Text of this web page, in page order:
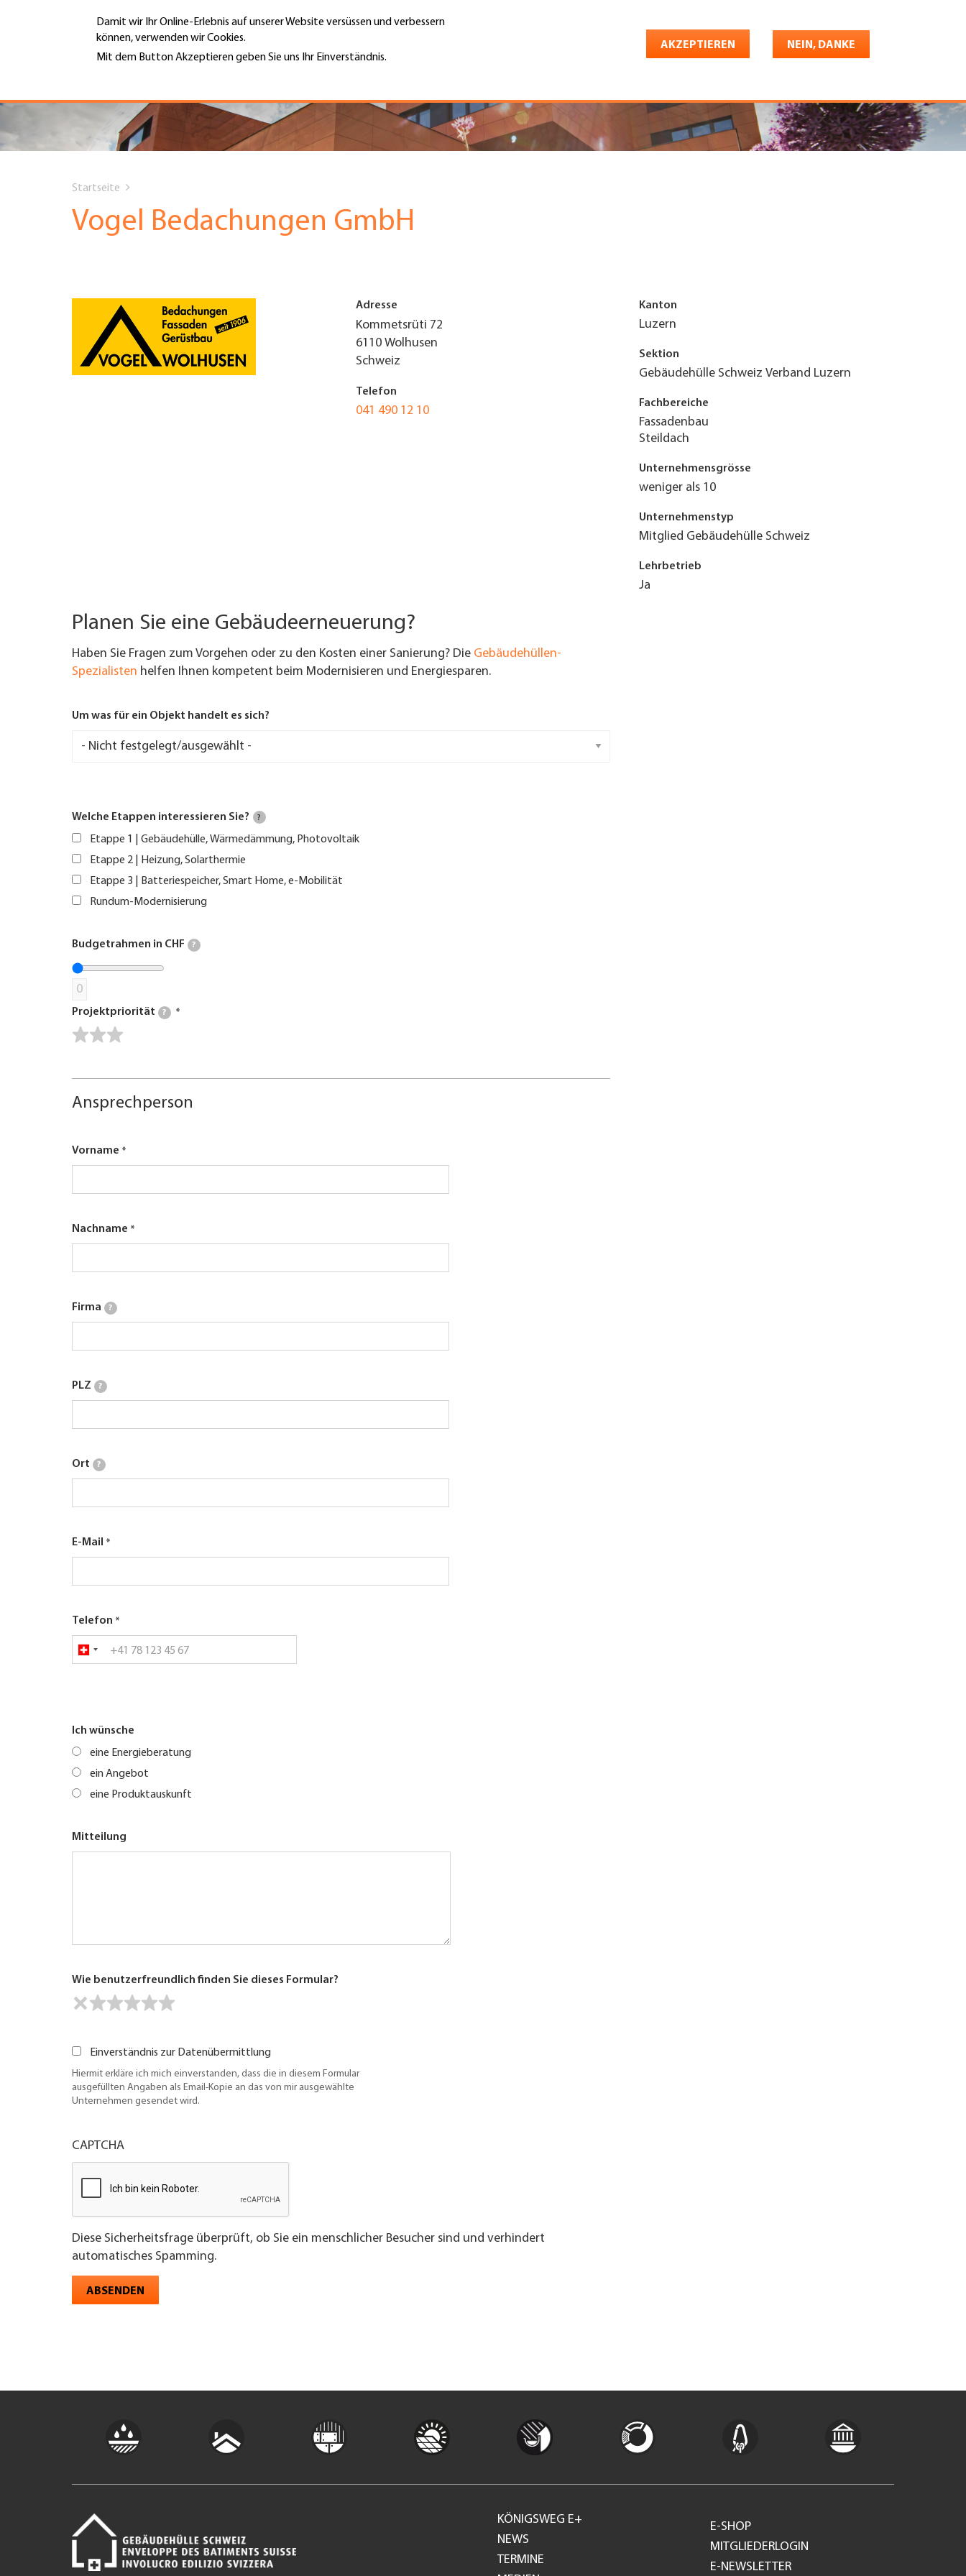
Damit wir Ihr Online-Erlebnis auf unserer Website versüssen und verbessern
können, verwenden wir Cookies.
Mit dem Button Akzeptieren geben Sie uns Ihr Einverständnis.
AKZEPTIEREN NEIN, DANKE
Hauptnavigation
PORTRÄT
DIENSTLEISTUNGEN
UNTERNEHMEN FINDEN
MENÜ
Top
Menu
Jobs & Karriere Shop Konto Deutsch
are
Startseite
Vogel Bedachungen GmbH
Adresse
Kommetsrüti 72
6110 Wolhusen
Schweiz
Telefon
041 490 12 10
Kanton
Luzern
Sektion
Gebäudehülle Schweiz Verband Luzern
Fachbereiche
Fassadenbau
Steildach
Unternehmensgrösse
weniger als 10
Unternehmenstyp
Mitglied Gebäudehülle Schweiz
Lehrbetrieb
Ja
Planen Sie eine Gebäudeerneuerung?
Haben Sie Fragen zum Vorgehen oder zu den Kosten einer Sanierung? Die Gebäudehüllen-
Spezialisten helfen Ihnen kompetent beim Modernisieren und Energiesparen.
Um was für ein Objekt handelt es sich?
Welche Etappen interessieren Sie? ?
Etappe 1 | Gebäudehülle, Wärmedämmung, Photovoltaik
Etappe 2 | Heizung, Solarthermie
Etappe 3 | Batteriespeicher, Smart Home, e-Mobilität
Rundum-Modernisierung
Budgetrahmen in CHF ?
0
Projektpriorität ?
Ansprechperson
Vorname
Nachname
Firma ?
PLZ ?
Ort ?
E-Mail
Telefon
Ich wünsche
eine Energieberatung
ein Angebot
eine Produktauskunft
Mitteilung
Wie benutzerfreundlich finden Sie dieses Formular?
Einverständnis zur Datenübermittlung
Hiermit erkläre ich mich einverstanden, dass die in diesem Formular
ausgefüllten Angaben als Email-Kopie an das von mir ausgewählte
Unternehmen gesendet wird.
CAPTCHA
Diese Sicherheitsfrage überprüft, ob Sie ein menschlicher Besucher sind und verhindert
automatisches Spamming.
ABSENDEN
Footer
KÖNIGSWEG E+
NEWS
TERMINE
E-SHOP
MITGLIEDERLOGIN
E-NEWSLETTER